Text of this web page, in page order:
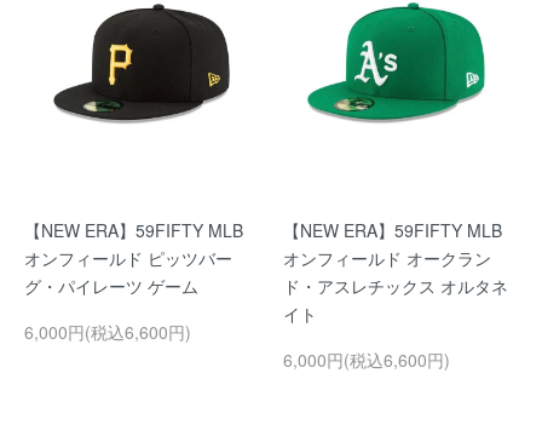
【NEW ERA】59FIFTY MLB
オンフィールド ピッツバー
グ・パイレーツ ゲーム
6,000円(税込6,600円)
【NEW ERA】59FIFTY MLB
オンフィールド オークラン
ド・アスレチックス オルタネ
イト
6,000円(税込6,600円)